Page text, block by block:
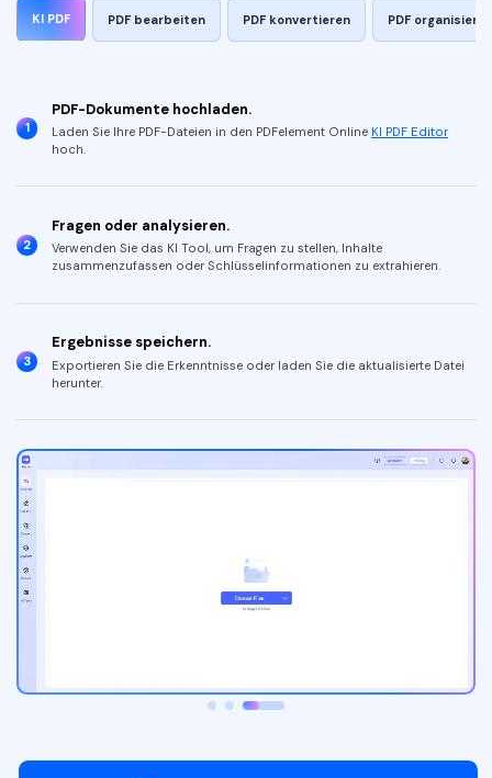
KI PDF PDF bearbeiten PDF konvertieren PDF organisieren
1
PDF-Dokumente hochladen.
Laden Sie Ihre PDF-Dateien in den PDFelement Online KI PDF Editor
hoch.
2
Fragen oder analysieren.
Verwenden Sie das KI Tool, um Fragen zu stellen, Inhalte
zusammenzufassen oder Schlüsselinformationen zu extrahieren.
3
Ergebnisse speichern.
Exportieren Sie die Erkenntnisse oder laden Sie die aktualisierte Datei
herunter.